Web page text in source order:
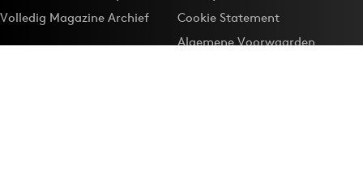
Volledig Magazine Archief
Cookie Statement
Algemene Voorwaarden